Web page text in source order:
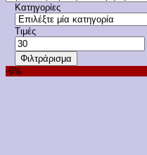
Κατηγορίες
Τιμές
Ελάχιστη
τιμή
Φιλτράρισμα
-6%